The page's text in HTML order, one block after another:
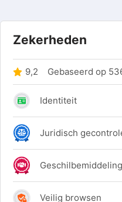
KFV 116-F
insteek
loop
magneetslot
Zwart
KFV
KFV
KFV